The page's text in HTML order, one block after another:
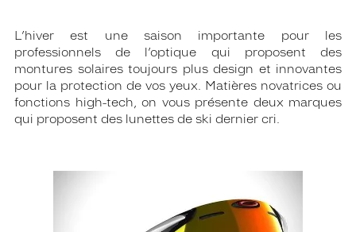
L’hiver est une saison importante pour les
professionnels de l’optique qui proposent des
montures solaires toujours plus design et innovantes
pour la protection de vos yeux. Matières novatrices ou
fonctions high-tech, on vous présente deux marques
qui proposent des lunettes de ski dernier cri.